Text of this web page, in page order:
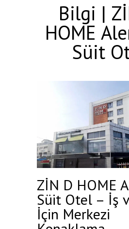
Bilgi |
HOME
Süit
ZİN D HOME
Süit Otel – İş
İçin Merkezi